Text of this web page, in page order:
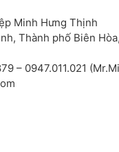
Minh Hưng Thịnh
Thành phố Biên
– 0947.011.021